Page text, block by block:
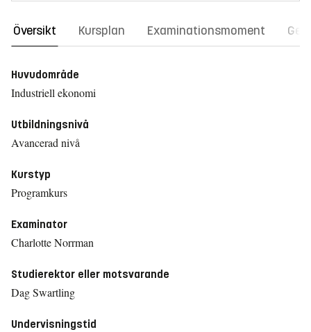
Översikt Kursplan Examinationsmoment
Huvudområde
Industriell ekonomi
Utbildningsnivå
Avancerad nivå
Kurstyp
Programkurs
Examinator
Charlotte Norrman
Studierektor eller motsvarande
Dag Swartling
Undervisningstid